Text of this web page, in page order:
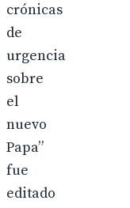
crónicas
de
urgencia
sobre
el
nuevo
Papa”
fue
editado